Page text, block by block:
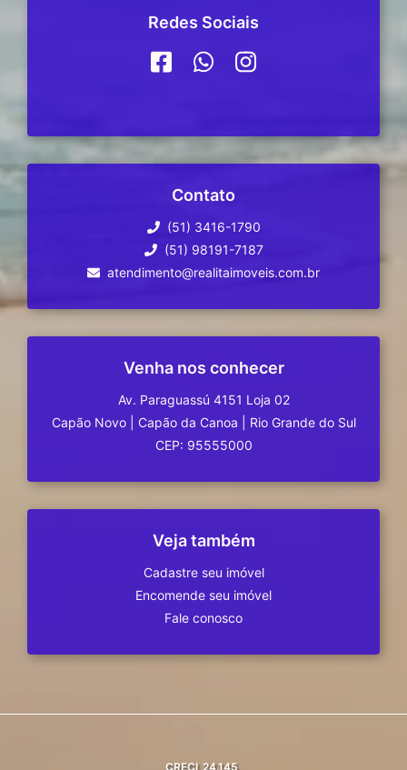
Redes Sociais
Contato
(51) 3416-1790
(51) 98191-7187
atendimento@realitaimoveis.com.br
Venha nos conhecer
Av. Paraguassú 4151 Loja 02
Capão Novo
Capão da Canoa
Rio Grande do Sul
CEP: 95555000
Veja também
Cadastre seu imóvel
Encomende seu imóvel
Fale conosco
CRECI 24.145